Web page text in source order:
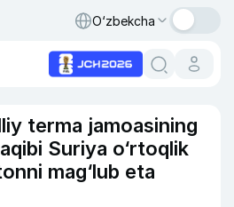
O‘zbekcha
terma jamoasining
Suriya o‘rtoqlik
mag‘lub eta